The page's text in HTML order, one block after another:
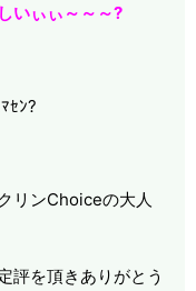
いぃぃ～～～?
ｾﾝ?
リンChoiceの大人
評を頂きありがとう